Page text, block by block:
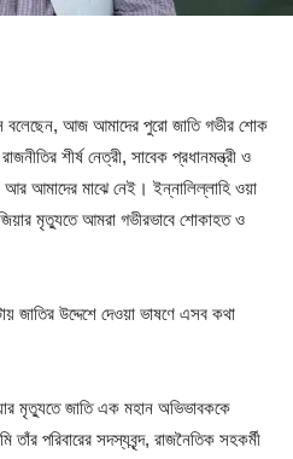
বলেছেন, আজ আমাদের পুরো জাতি গভীর শোক
শীর্ষ নেত্রী, সাবেক প্রধানমন্ত্রী ও
আর আমাদের মাঝে নেই। ইন্নালিল্লাহি ওয়া
মৃত্যুতে আমরা গভীরভাবে শোকাহত ও
জাতির উদ্দেশে দেওয়া ভাষণে এসব কথা
মৃত্যুতে জাতি এক মহান অভিভাবককে
পরিবারের সদস্যবৃন্দ, রাজনৈতিক সহকর্মী